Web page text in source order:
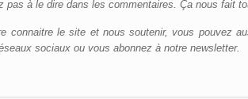
pas à le dire dans les commentaires. Ça nous fait
connaitre le site et nous soutenir, vous pouvez
sociaux ou vous abonnez à notre newsletter.